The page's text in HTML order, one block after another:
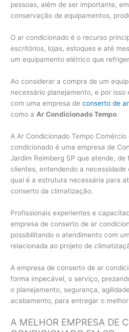
pessoas, além de ser importante,
conservação de equipamentos,
O ar condicionado é o recurso
escritórios, lojas, estoques e até
um equipamento elétrico que
Ao considerar a compra de um
necessário planejamento, e por
com uma empresa deconserto de
como a Ar Condicionado Tempo.
A Ar Condicionado Tempo
condicionado é uma empresa de
Jardim Reimberg SP que atende,
clientes, entendendo a necessidade
qual é a estrutura necessária para
conserto da climatização.
Profissionais experientes e
empresa de conserto de ar
possibilitando o atendimento com
relacionada ao projeto de
A empresa de conserto de ar
forma impecável, o serviço,
o planejamento, segurança,
acabamento, para entregar o
A MELHOR EMPRESA DE